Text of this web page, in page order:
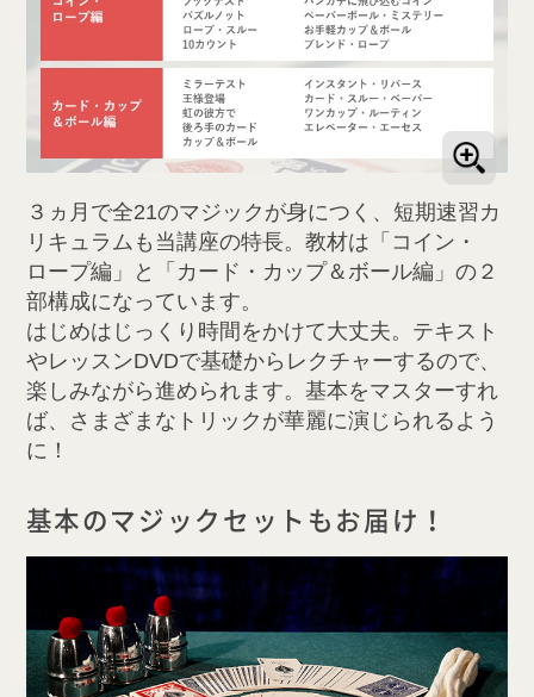
３ヵ月で全21のマジックが身につく、短期速習カ
リキュラムも当講座の特長。教材は「コイン・
ロープ編」と「カード・カップ＆ボール編」の２
部構成になっています。
はじめはじっくり時間をかけて大丈夫。テキスト
やレッスンDVDで基礎からレクチャーするので、
楽しみながら進められます。基本をマスターすれ
ば、さまざまなトリックが華麗に演じられるよう
に！
基本のマジックセットもお届け！